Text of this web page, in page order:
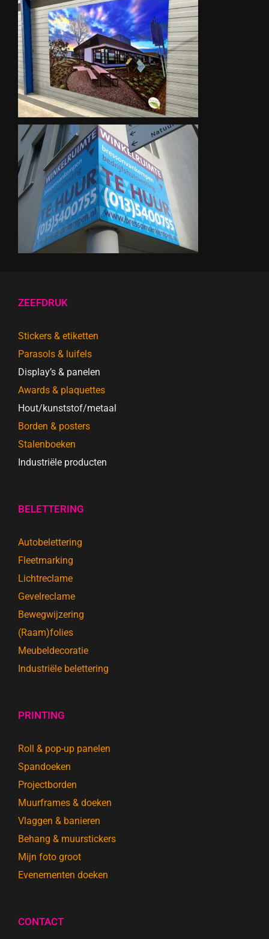
ZEEFDRUK
Stickers & etiketten
Parasols & luifels
Display’s & panelen
Awards & plaquettes
Hout/kunststof/metaal
Borden & posters
Stalenboeken
Industriële producten
BELETTERING
Autobelettering
Fleetmarking
Lichtreclame
Gevelreclame
Bewegwijzering
(Raam)folies
Meubeldecoratie
Industriële belettering
PRINTING
Roll & pop-up panelen
Spandoeken
Projectborden
Muurframes & doeken
Vlaggen & banieren
Behang & muurstickers
Mijn foto groot
Evenementen doeken
CONTACT